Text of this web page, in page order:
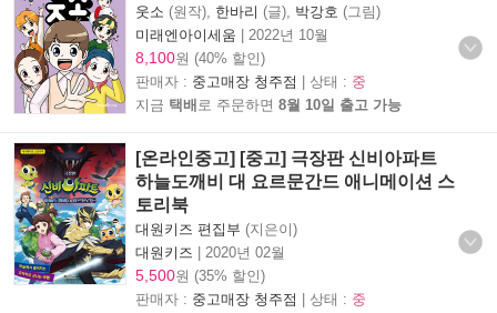
웃소 (원작), 한바리 (글), 박강호 (그림)
미래엔아이세움
2022년 10월
8,100원 (40% 할인)
판매자 : 중고매장 청주점 | 상태 : 중
지금 택배 로 주문하면 8월 10일 출고 가능
[온라인중고] [중고] 극장판 신비아파트
하늘도깨비 대 요르문간드 애니메이션 스
토리북
대원키즈 편집부 (지은이)
대원키즈
2020년 02월
5,500원 (35% 할인)
판매자 : 중고매장 청주점 | 상태 : 중